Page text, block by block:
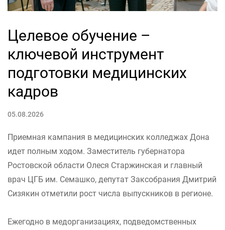
Целевое обучение –
ключевой инструмент
подготовки медицинских
кадров
05.08.2026
Приемная кампания в медицинских колледжах Дона
идет полным ходом. Заместитель губернатора
Ростовской области Олеся Старжинская и главный
врач ЦГБ им. Семашко, депутат Заксобрания Дмитрий
Сизякин отметили рост числа выпускников в регионе.
Ежегодно в медорганизациях, подведомственных